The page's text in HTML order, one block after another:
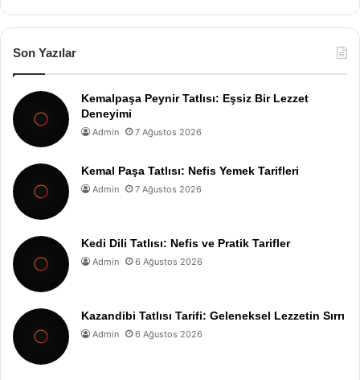
Son Yazılar
Kemalpaşa Peynir Tatlısı: Eşsiz Bir Lezzet
Deneyimi
Admin 7 Ağustos 2026
Kemal Paşa Tatlısı: Nefis Yemek Tarifleri
Admin 7 Ağustos 2026
Kedi Dili Tatlısı: Nefis ve Pratik Tarifler
Admin 6 Ağustos 2026
Kazandibi Tatlısı Tarifi: Geleneksel Lezzetin Sırrı
Admin 6 Ağustos 2026